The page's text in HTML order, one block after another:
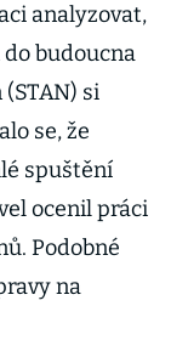
analyzovat,
budoucna
si
se, že
spuštění
ocenil práci
Podobné
na